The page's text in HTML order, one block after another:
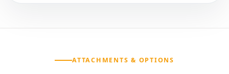
ATTACHMENTS & OPTIONS